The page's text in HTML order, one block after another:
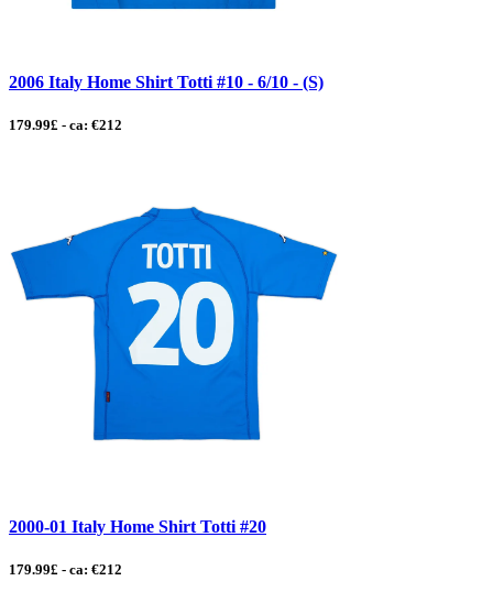
2006 Italy Home Shirt Totti #10 - 6/10 - (S)
179.99£ - ca: €212
2000-01 Italy Home Shirt Totti #20
179.99£ - ca: €212